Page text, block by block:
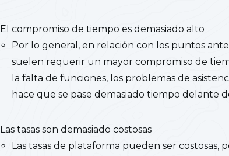
El compromiso de tiempo es demasiado alto
Por lo general, en relación con los puntos
suelen requerir un mayor compromiso de
la falta de funciones, los problemas de
hace que se pase demasiado tiempo delante
Las tasas son demasiado costosas
Las tasas de plataforma pueden ser